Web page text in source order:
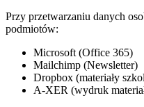
Przy przetwarzaniu danych
podmiotów:
Microsoft (Office 365)
Mailchimp (Newsletter)
Dropbox (materiały
A‑XER (wydruk